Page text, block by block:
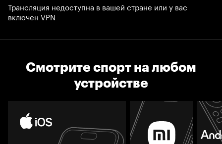
Трансляция недоступна в вашей стране или у вас
включен VPN
Смотрите спорт на любом
устройстве